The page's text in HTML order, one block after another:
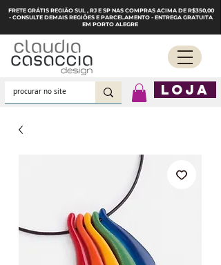
FRETE GRÁTIS REGIÃO SUL , RJ E SP NAS COMPRAS ACIMA DE R$350,00
- CONSULTE DEMAIS REGIÕES E PARCELAMENTO - ENTREGA GRATUITA
EM PORTO ALEGRE
LOJA